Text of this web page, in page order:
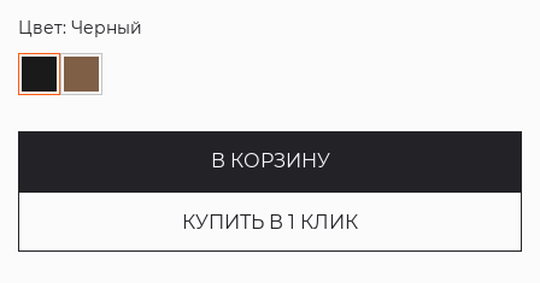
Цвет: Черный
В КОРЗИНУ
КУПИТЬ В 1 КЛИК